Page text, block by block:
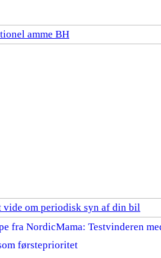
amme BH
om periodisk syn af din bil